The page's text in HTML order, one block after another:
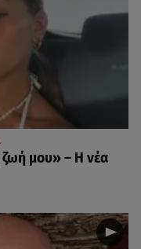
μου» – Η νέα